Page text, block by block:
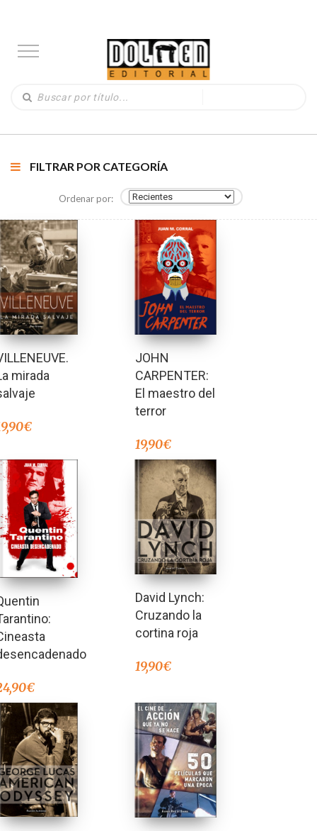
FILTRAR POR CATEGORÍA
Ordenar por:
mirada
€
JOHN
CARPENTER:
El maestro del
terror
19,90€
€
David Lynch:
Cruzando la
cortina roja
19,90€